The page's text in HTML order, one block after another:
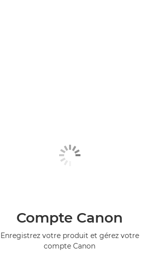
Compte Canon
Enregistrez votre produit et gérez votre
compte Canon